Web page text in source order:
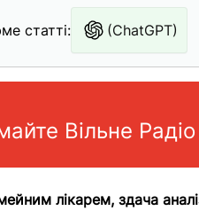
статті: (ChatGPT)
Вільне Радіо
лікарем, здача